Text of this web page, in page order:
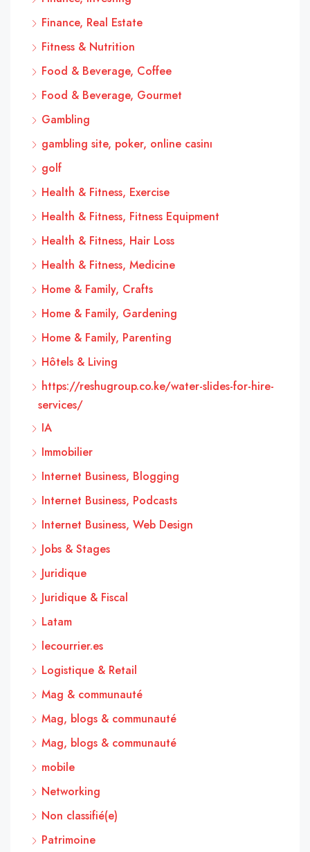
Finance, Real Estate
Fitness & Nutrition
Food & Beverage, Coffee
Food & Beverage, Gourmet
Gambling
gambling site, poker, online casinı
golf
Health & Fitness, Exercise
Health & Fitness, Fitness Equipment
Health & Fitness, Hair Loss
Health & Fitness, Medicine
Home & Family, Crafts
Home & Family, Gardening
Home & Family, Parenting
Hôtels & Living
https://reshugroup.co.ke/water-slides-for-hire-
services/
IA
Immobilier
Internet Business, Blogging
Internet Business, Podcasts
Internet Business, Web Design
Jobs & Stages
Juridique
Juridique & Fiscal
Latam
lecourrier.es
Logistique & Retail
Mag & communauté
Mag, blogs & communauté
Mag, blogs & communauté
mobile
Networking
Non classifié(e)
Patrimoine